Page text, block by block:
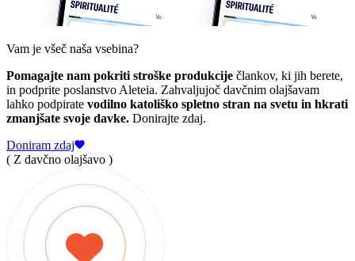
Vam je všeč naša vsebina?
Pomagajte nam pokriti stroške produkcije člankov, ki jih berete,
in podprite poslanstvo Aleteia. Zahvaljujoč davčnim olajšavam
lahko podpirate vodilno katoliško spletno stran na svetu in hkrati
zmanjšate svoje davke. Donirajte zdaj.
Doniram zdaj
( Z davčno olajšavo )